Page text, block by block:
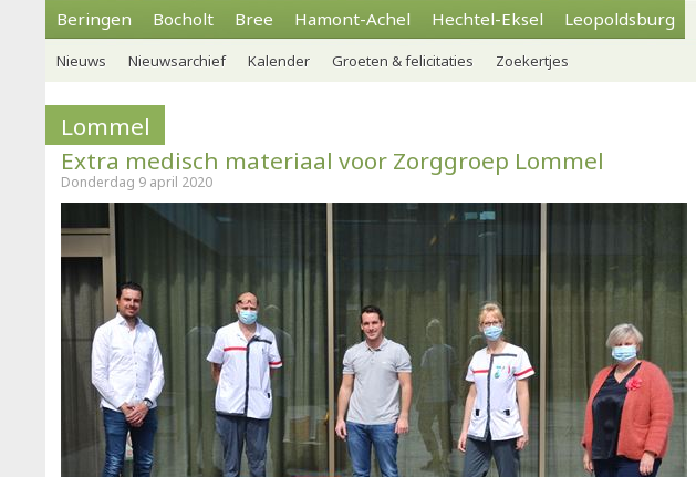
Beringen Bocholt Bree Hamont-Achel Hechtel-Eksel Leopoldsburg
Nieuws Nieuwsarchief Kalender Groeten & felicitaties Zoekertjes
Lommel
Extra medisch materiaal voor Zorggroep Lommel
Donderdag 9 april 2020